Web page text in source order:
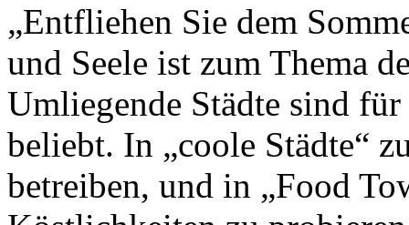
„Entfliehen Sie dem
und Seele ist zum Thema
Umliegende Städte sind
beliebt. In „coole Städte“
betreiben, und in „Food